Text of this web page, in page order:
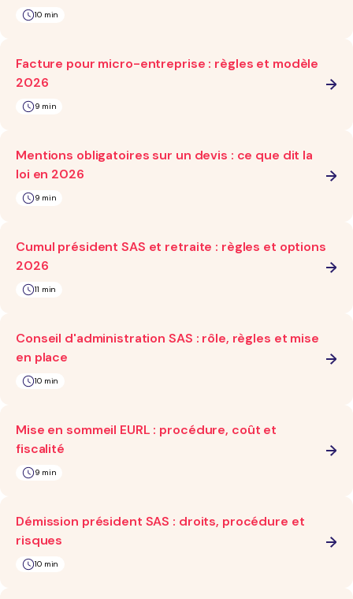
10 min
Facture pour micro-entreprise : règles et modèle
2026
9 min
Mentions obligatoires sur un devis : ce que dit la
loi en 2026
9 min
Cumul président SAS et retraite : règles et options
2026
11 min
Conseil d'administration SAS : rôle, règles et mise
en place
10 min
Mise en sommeil EURL : procédure, coût et
fiscalité
9 min
Démission président SAS : droits, procédure et
risques
10 min